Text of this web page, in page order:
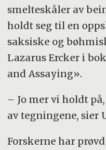
smelteskåler av
holdt seg til en
saksiske og
Lazarus Ercker i
and Assaying».
– Jo mer vi holdt
av tegningene, sier
Forskerne har